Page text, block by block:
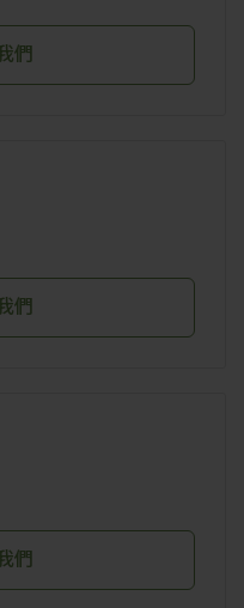
們
們
們